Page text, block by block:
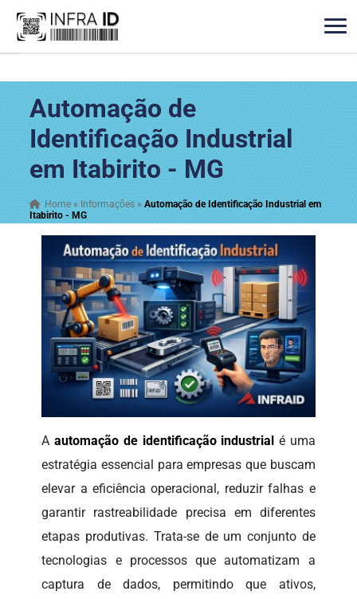
Automação de
Identificação Industrial
em Itabirito - MG
Home » Informações »Automação de Identificação Industrial em
Itabirito - MG
Aautomação de identificação industrial é uma
estratégia essencial para empresas que buscam
elevar a eficiência operacional, reduzir falhas e
garantir rastreabilidade precisa em diferentes
etapas produtivas. Trata-se de um conjunto de
tecnologias e processos que automatizam a
captura de dados, permitindo que ativos,